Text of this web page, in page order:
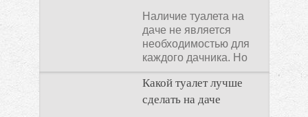
Наличие туалета на
даче не является
необходимостью для
каждого дачника. Но
многие люди думают,
что
Какой туалет лучше
сделать на даче